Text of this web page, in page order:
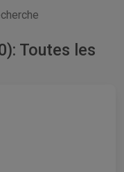
Toutes les